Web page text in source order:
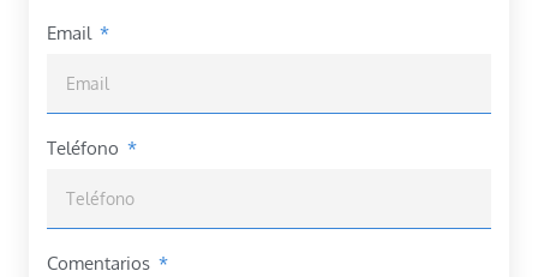
Email
Teléfono
Comentarios